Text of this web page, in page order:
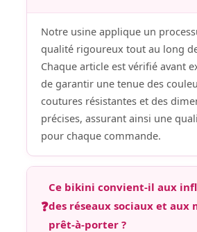
Notre usine applique un
qualité rigoureux tout au long
Chaque article est vérifié avant
de garantir une tenue des
coutures résistantes et des
précises, assurant ainsi une
pour chaque commande.
❓
Ce bikini convient-il aux
des réseaux sociaux et aux
prêt-à-porter ?